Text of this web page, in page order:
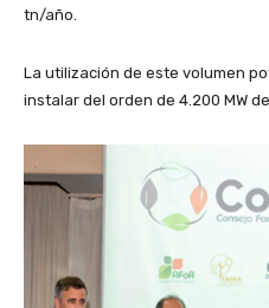
tn/año.
La utilización de este volumen
instalar del orden de 4.200 MW